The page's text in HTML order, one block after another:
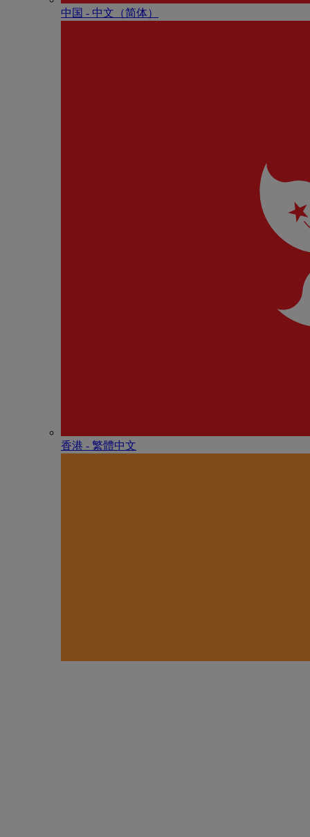
中国 - 中⽂（简体）
香港 - 繁體中文